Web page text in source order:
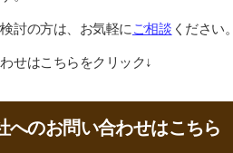
討の方は、お気軽に ご相談 ください。
せはこちらをクリック↓
へのお問い合わせはこちら